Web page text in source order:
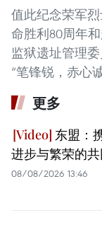
值此纪念荣军
命胜利80周年
监狱遗址管理
“笔锋锐，赤心
更多
东盟：
进步与繁荣的
08/08/2026 13:46